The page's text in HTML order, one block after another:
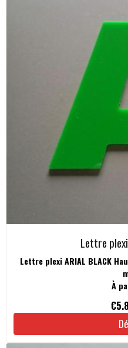
Lettre plexi
Lettre plexi ARIAL BLACK
À